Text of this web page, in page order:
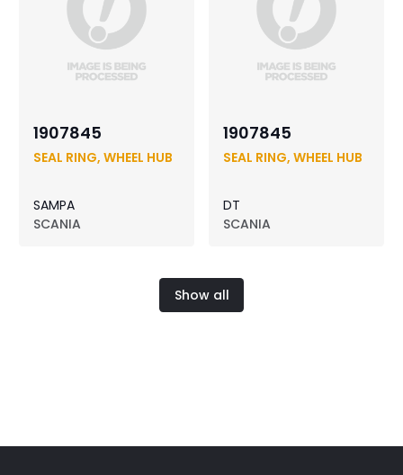
1907845
SEAL RING, WHEEL HUB
SAMPA
SCANIA
1907845
SEAL RING, WHEEL HUB
DT
SCANIA
Show all